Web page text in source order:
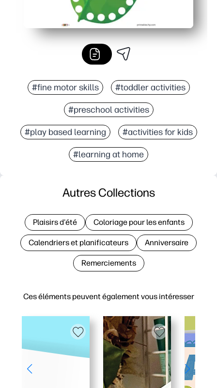
#fine motor skills #toddler activities
#preschool activities
#play based learning #activities for kids
#learning at home
Ces éléments peuvent également vous intéresser
Autres Collections
Plaisirs d'été Coloriage pour les enfants
Calendriers et planificateurs Anniversaire
Remerciements